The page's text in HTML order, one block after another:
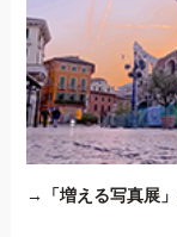
→ 「増える写真展